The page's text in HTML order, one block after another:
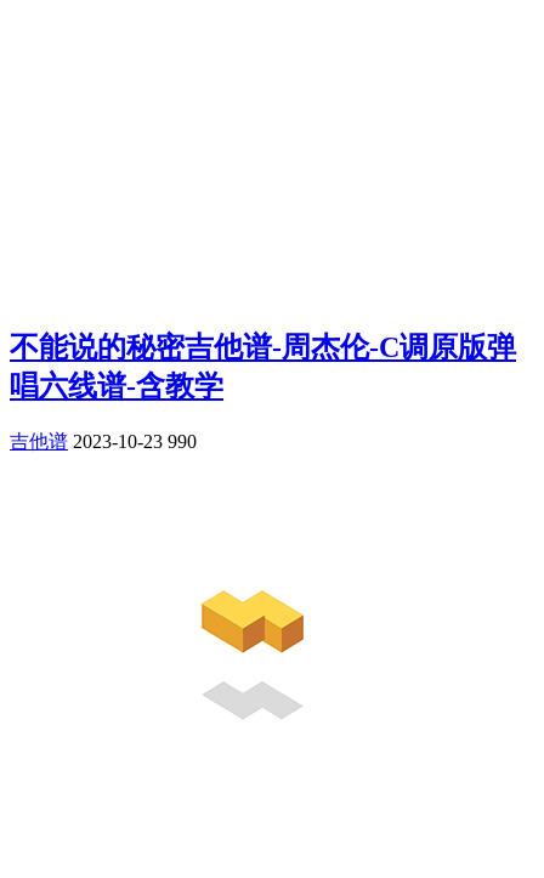
不能说的秘密吉他谱-周杰伦-C调原版弹
唱六线谱-含教学
吉他谱 2023-10-23 990